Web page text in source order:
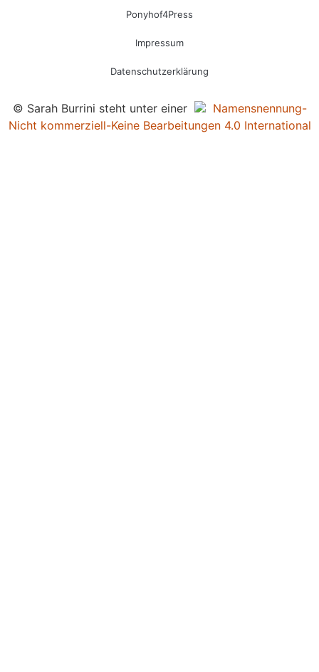
Ponyhof4Press
Impressum
Datenschutzerklärung
© Sarah Burrini steht unter einer
Namensnennung-
Nicht kommerziell-Keine Bearbeitungen 4.0 International